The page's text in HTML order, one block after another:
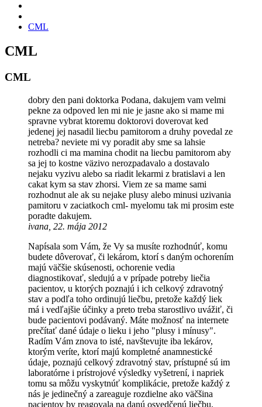
CML
CML
CML
dobry den pani doktorka Podana, dakujem vam velmi
pekne za odpoved len mi nie je jasne ako si mame mi
spravne vybrat ktoremu doktorovi doverovat ked
jedenej jej nasadil liecbu pamitorom a druhy povedal ze
netreba? neviete mi vy poradit aby sme sa lahsie
rozhodli ci ma mamina chodit na liecbu pamitorom aby
sa jej to kostne väzivo nerozpadavalo a dostavalo
nejaku vyzivu alebo sa riadit lekarmi z bratislavi a len
cakat kym sa stav zhorsi. Viem ze sa mame sami
rozhodnut ale ak su nejake plusy alebo minusi uzivania
pamitoru v zaciatkoch cml- myelomu tak mi prosim este
poradte dakujem.
ivana, 22. mája 2012
Napísala som Vám, že Vy sa musíte rozhodnúť, komu
budete dôverovať, či lekárom, ktorí s daným ochorením
majú väčšie skúsenosti, ochorenie vedia
diagnostikovať, sledujú a v prípade potreby liečia
pacientov, u ktorých poznajú i ich celkový zdravotný
stav a podľa toho ordinujú liečbu, pretože každý liek
má i vedľajšie účinky a preto treba starostlivo uvážiť, či
bude pacientovi podávaný. Máte možnosť na internete
prečítať dané údaje o lieku i jeho "plusy i mínusy".
Radím Vám znova to isté, navštevujte iba lekárov,
ktorým veríte, ktorí majú kompletné anamnestické
údaje, poznajú celkový zdravotný stav, prístupné sú im
laboratórne i prístrojové výsledky vyšetrení, i napriek
tomu sa môžu vyskytnúť komplikácie, pretože každý z
nás je jedinečný a zareaguje rozdielne ako väčšina
pacientov by reagovala na danú osvedčenú liečbu.